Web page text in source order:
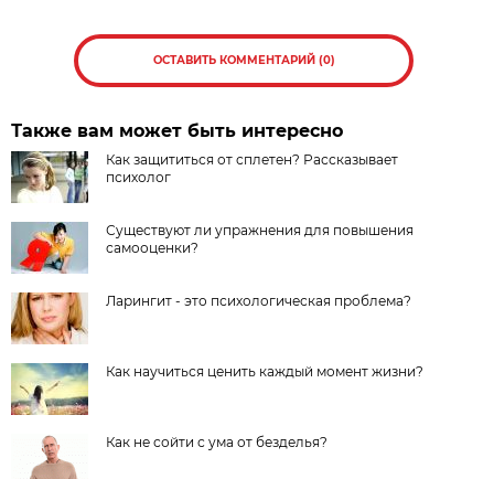
ОСТАВИТЬ КОММЕНТАРИЙ (0)
Также вам может быть интересно
Как защититься от сплетен? Рассказывает
психолог
Существуют ли упражнения для повышения
самооценки?
Ларингит - это психологическая проблема?
Как научиться ценить каждый момент жизни?
Как не сойти с ума от безделья?